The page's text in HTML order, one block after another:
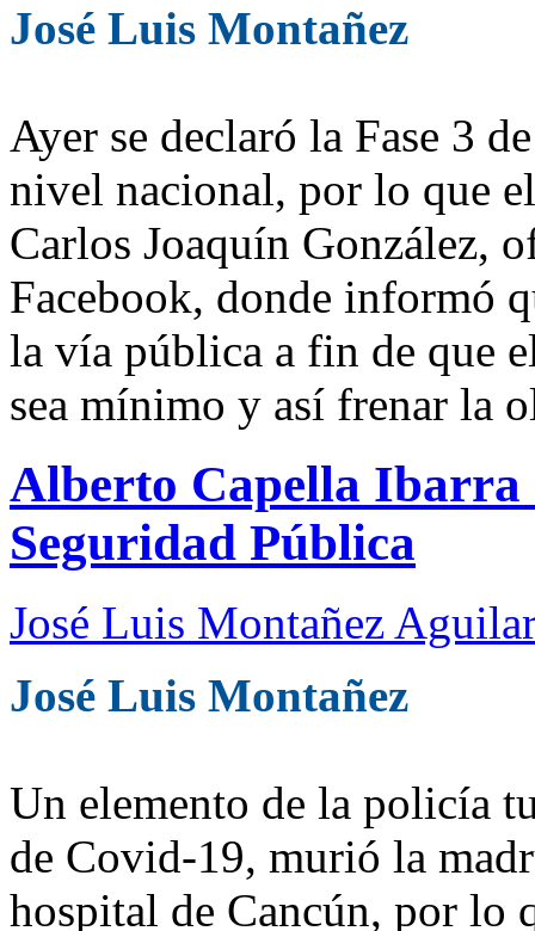
José Luis Montañez
Ayer se declaró la Fase 3
nivel nacional, por lo que
Carlos Joaquín González,
Facebook, donde informó
la vía pública a fin de que
sea mínimo y así frenar la
Alberto Capella Ibarra
Seguridad Pública
José Luis Montañez Aguilar
José Luis Montañez
Un elemento de la policía
de Covid-19, murió la
hospital de Cancún, por lo